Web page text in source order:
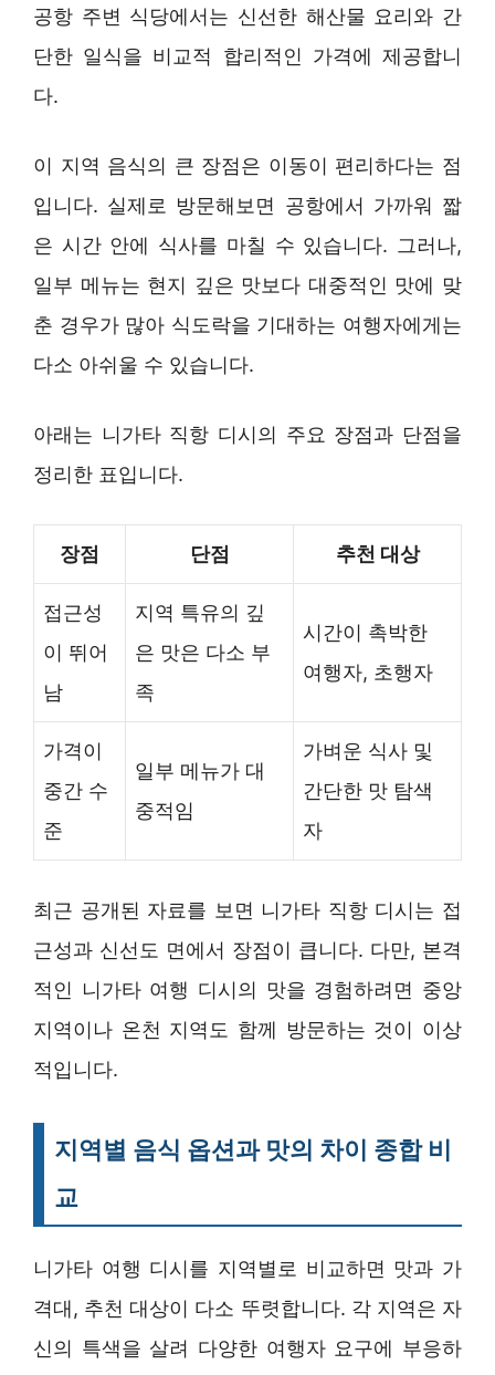
공항 주변 식당에서는 신선한 해산물 요리와 간
단한 일식을 비교적 합리적인 가격에 제공합니
다.
이 지역 음식의 큰 장점은 이동이 편리하다는 점
입니다. 실제로 방문해보면 공항에서 가까워 짧
은 시간 안에 식사를 마칠 수 있습니다. 그러나,
일부 메뉴는 현지 깊은 맛보다 대중적인 맛에 맞
춘 경우가 많아 식도락을 기대하는 여행자에게는
다소 아쉬울 수 있습니다.
아래는 니가타 직항 디시의 주요 장점과 단점을
정리한 표입니다.
장점 단점 추천 대상
접근성
이 뛰어
남
지역 특유의 깊
은 맛은 다소 부
족
시간이 촉박한
여행자, 초행자
가격이
중간 수
준
일부 메뉴가 대
중적임
가벼운 식사 및
간단한 맛 탐색
자
최근 공개된 자료를 보면 니가타 직항 디시는 접
근성과 신선도 면에서 장점이 큽니다. 다만, 본격
적인 니가타 여행 디시의 맛을 경험하려면 중앙
지역이나 온천 지역도 함께 방문하는 것이 이상
적입니다.
지역별 음식 옵션과 맛의 차이 종합 비
교
니가타 여행 디시를 지역별로 비교하면 맛과 가
격대, 추천 대상이 다소 뚜렷합니다. 각 지역은 자
신의 특색을 살려 다양한 여행자 요구에 부응하